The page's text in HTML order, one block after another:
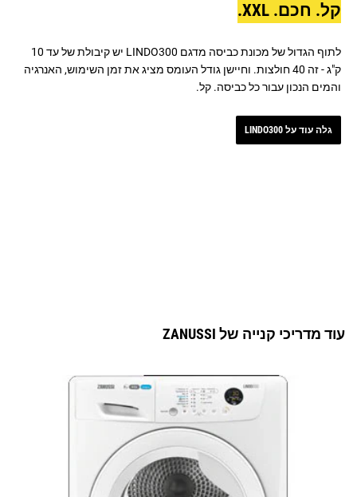
קל. חכם. XXL.
לתוף הגדול של מכונת כביסה מדגם LINDO300 יש קיבולת של עד 10
ק"ג - זה 40 חולצות. וחיישן גודל העומס מציג את זמן השימוש, האנרגיה
והמים הנכון עבור כל כביסה. קל.
גלה עוד על LINDO300
עוד מדריכי קנייה של ZANUSSI